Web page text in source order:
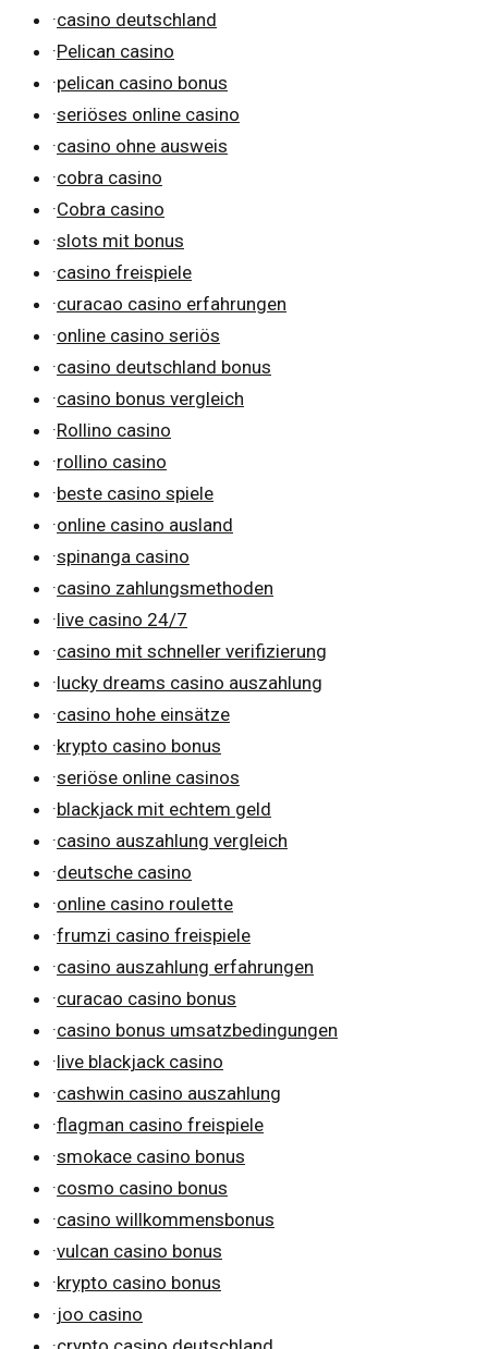
·casino deutschland
·Pelican casino
·pelican casino bonus
·seriöses online casino
·casino ohne ausweis
·cobra casino
·Cobra casino
·slots mit bonus
·casino freispiele
·curacao casino erfahrungen
·online casino seriös
·casino deutschland bonus
·casino bonus vergleich
·Rollino casino
·rollino casino
·beste casino spiele
·online casino ausland
·spinanga casino
·casino zahlungsmethoden
·live casino 24/7
·casino mit schneller verifizierung
·lucky dreams casino auszahlung
·casino hohe einsätze
·krypto casino bonus
·seriöse online casinos
·blackjack mit echtem geld
·casino auszahlung vergleich
·deutsche casino
·online casino roulette
·frumzi casino freispiele
·casino auszahlung erfahrungen
·curacao casino bonus
·casino bonus umsatzbedingungen
·live blackjack casino
·cashwin casino auszahlung
·flagman casino freispiele
·smokace casino bonus
·cosmo casino bonus
·casino willkommensbonus
·vulcan casino bonus
·krypto casino bonus
·joo casino